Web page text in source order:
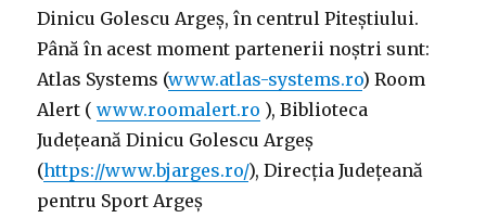
Dinicu Golescu Argeș, în centrul Piteștiului.
Până în acest moment partenerii noștri sunt:
Atlas Systems (www.atlas-systems.ro) Room
Alert (www.roomalert.ro ), Biblioteca
Județeană Dinicu Golescu Argeș
(https://www.bjarges.ro/), Direcția Județeană
pentru Sport Argeș